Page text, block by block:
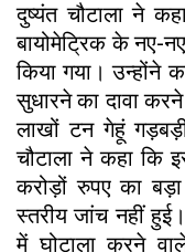
दुष्यंत चौटाला ने
बायोमेट्रिक के नए-
किया गया। उन्होंने
सुधारने का दावा
लाखों टन गेहूं
चौटाला ने कहा कि
करोड़ों रुपए का
स्तरीय जांच नहीं
में घोटाला करने